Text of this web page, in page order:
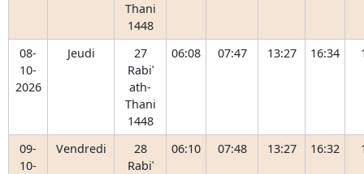
Thani
1448
08-
10-
2026
Jeudi
27
Rabiʿ
ath-
Thani
1448
06:08 07:47 13:27 16:34
09-
10-
Vendredi
28
Rabiʿ
06:10 07:48 13:27 16:32